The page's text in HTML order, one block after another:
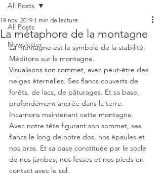
All Posts
Newsletter
All Posts
La métaphore de la montagne
19 nov. 2019 1 min de lecture
La montagne est le symbole de la stabilité.
Méditons sur la montagne.
Visualisons son sommet, avec peut-être des
neiges éternelles. Ses flancs couverts de
forêts, de lacs, de pâturages. Et sa base,
profondément ancrée dans la terre.
Incarnons maintenant cette montagne.
Avec notre tête figurant son sommet, ses
flancs le long de notre dos, nos épaules et
nos bras. Et sa base constituée par le socle
de nos jambes, nos fesses et nos pieds en
contact avec le sol.